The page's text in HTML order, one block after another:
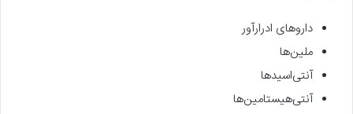
داروهای ادرارآور
ملین‌ها
آنتی‌اسیدها
آنتی‌هیستامین‌ها